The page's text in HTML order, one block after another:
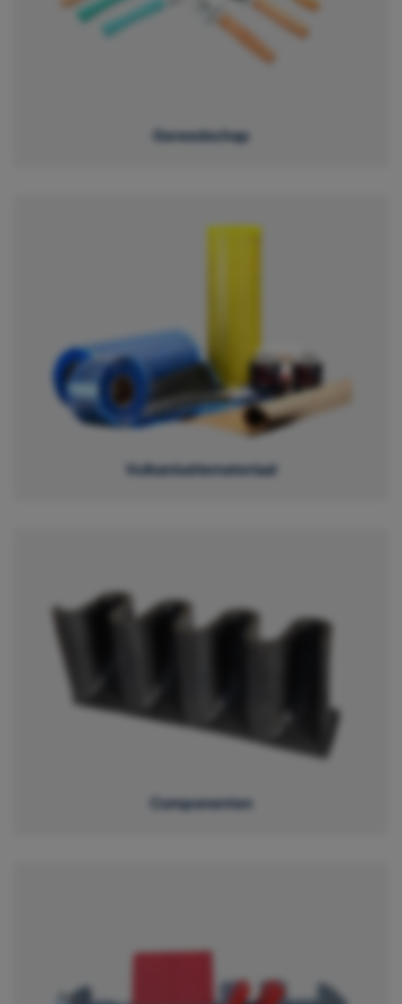
Gereedschap
Vulkanisatiemateriaal
Componenten